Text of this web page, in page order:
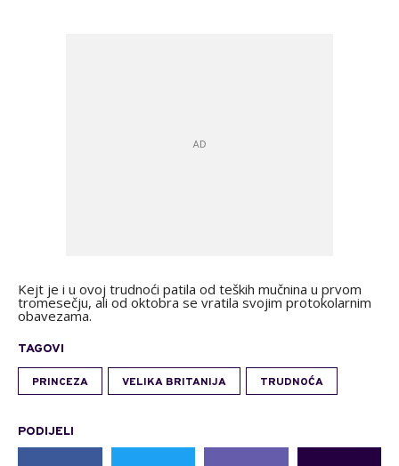
Kejt je i u ovoj trudnoći patila od teških mučnina u prvom
tromesečju, ali od oktobra se vratila svojim protokolarnim
obavezama.
TAGOVI
PRINCEZA VELIKA BRITANIJA TRUDNOĆA
PODIJELI